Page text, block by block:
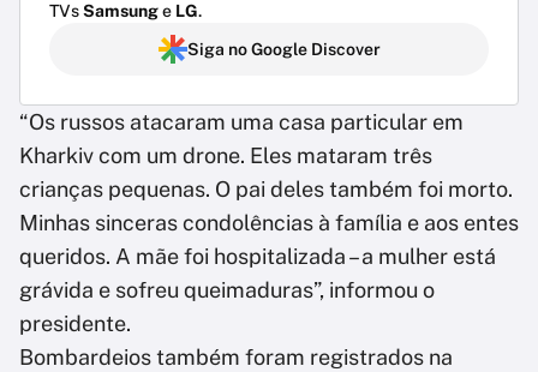
TVsSamsunge LG.
Siga no Google Discover
“Os russos atacaram uma casa particular em
Kharkiv com um drone. Eles mataram três
crianças pequenas. O pai deles também foi morto.
Minhas sinceras condolências à família e aos entes
queridos. A mãe foi hospitalizada – a mulher está
grávida e sofreu queimaduras”, informou o
presidente.
Bombardeios também foram registrados na